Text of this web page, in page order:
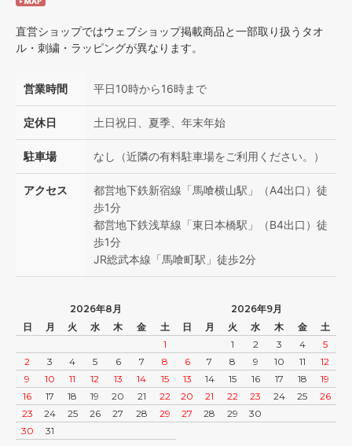
直営ショップではウェブショップ掲載商品と一部取り扱うタオ
ル・刺繍・ラッピングが異なります。
営業時間 平日10時から16時まで
定休日 土日祝日、夏季、年末年始
駐車場 なし（近隣の有料駐車場をご利用ください。）
アクセス
都営地下鉄新宿線「馬喰横山駅」（A4出口）徒
歩1分
都営地下鉄浅草線「東日本橋駅」（B4出口）徒
歩1分
JR総武本線「馬喰町駅」徒歩2分
2026年8月
日
月 火 水 木 金
土
1
2
3 4 5 6 7
8
9
10 11 12 13 14
15
16
17 18 19 20 21
22
23
24 25 26 27 28
29
30
31
2026年9月
日
月 火 水 木 金
土
1
2 3 4
5
6
7 8 9 10 11
12
13
14 15 16 17 18
19
20
21 22 23 24 25
26
27
28 29 30